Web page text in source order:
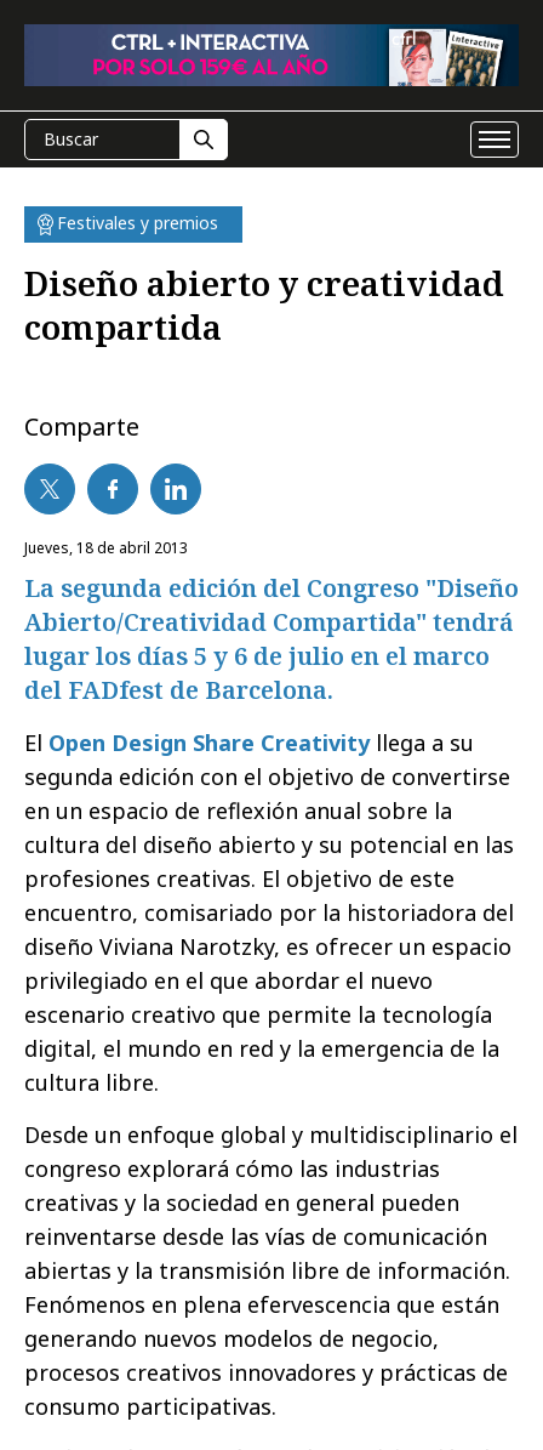
Festivales y premios
Diseño abierto y creatividad
compartida
Comparte
jueves, 18 de abril 2013
La segunda edición del Congreso "Diseño
Abierto/Creatividad Compartida" tendrá
lugar los días 5 y 6 de julio en el marco
del FADfest de Barcelona.
El Open Design Share Creativityllega a su
segunda edición con el objetivo de convertirse
en un espacio de reflexión anual sobre la
cultura del diseño abierto y su potencial en las
profesiones creativas. El objetivo de este
encuentro, comisariado por la historiadora del
diseño Viviana Narotzky, es ofrecer un espacio
privilegiado en el que abordar el nuevo
escenario creativo que permite la tecnología
digital, el mundo en red y la emergencia de la
cultura libre.
Desde un enfoque global y multidisciplinario el
congreso explorará cómo las industrias
creativas y la sociedad en general pueden
reinventarse desde las vías de comunicación
abiertas y la transmisión libre de información.
Fenómenos en plena efervescencia que están
generando nuevos modelos de negocio,
procesos creativos innovadores y prácticas de
consumo participativas.